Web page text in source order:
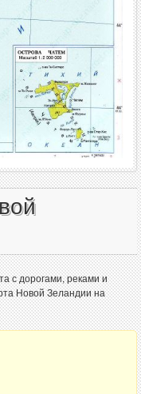
с дорогами, реками и
Новой Зеландии на